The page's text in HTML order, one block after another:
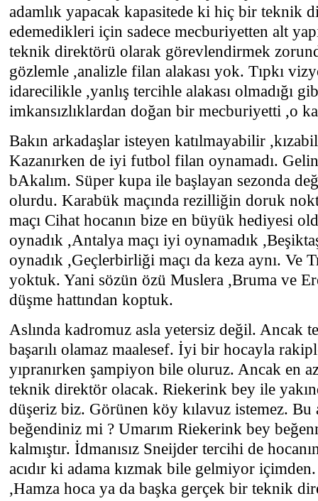
adamlık yapacak kapasitede ki hiç bir teknik
edemedikleri için sadece mecburiyetten alt
teknik direktörü olarak görevlendirmek
gözlemle ,analizle filan alakası yok. Tıpkı
idarecilikle ,yanlış tercihle alakası olmadığı
imkansızlıklardan doğan bir mecburiyetti ,o
Bakın arkadaşlar isteyen katılmayabilir
Kazanırken de iyi futbol filan oynamadı.
bAkalım. Süper kupa ile başlayan sezonda
olurdu. Karabük maçında rezilliğin doruk
maçı Cihat hocanın bize en büyük hediyesi
oynadık ,Antalya maçı iyi oynamadık
oynadık ,Geçlerbirliği maçı da keza aynı. Ve
yoktuk. Yani sözün özü Muslera ,Bruma ve
düşme hattından koptuk.
Aslında kadromuz asla yetersiz değil. Ancak
başarılı olamaz maalesef. İyi bir hocayla
yıpranırken şampiyon bile oluruz. Ancak en
teknik direktör olacak. Riekerink bey ile
düşeriz biz. Görünen köy kılavuz istemez. Bu
beğendiniz mi ? Umarım Riekerink bey
kalmıştır. İdmanısız Sneijder tercihi de
acıdır ki adama kızmak bile gelmiyor
,Hamza hoca ya da başka gerçek bir teknik